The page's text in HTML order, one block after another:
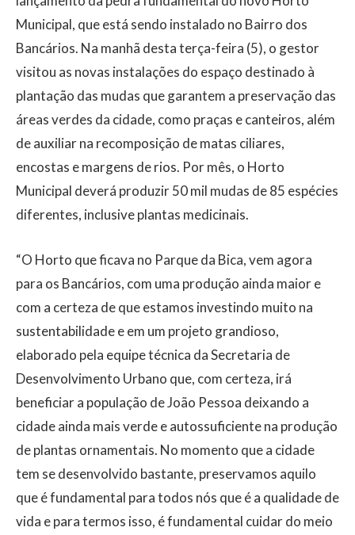
Municipal, que está sendo instalado no Bairro dos
Bancários. Na manhã desta terça-feira (5), o gestor
visitou as novas instalações do espaço destinado à
plantação das mudas que garantem a preservação das
áreas verdes da cidade, como praças e canteiros, além
de auxiliar na recomposição de matas ciliares,
encostas e margens de rios. Por mês, o Horto
Municipal deverá produzir 50 mil mudas de 85 espécies
diferentes, inclusive plantas medicinais.
“O Horto que ficava no Parque da Bica, vem agora
para os Bancários, com uma produção ainda maior e
com a certeza de que estamos investindo muito na
sustentabilidade e em um projeto grandioso,
elaborado pela equipe técnica da Secretaria de
Desenvolvimento Urbano que, com certeza, irá
beneficiar a população de João Pessoa deixando a
cidade ainda mais verde e autossuficiente na produção
de plantas ornamentais. No momento que a cidade
tem se desenvolvido bastante, preservamos aquilo
que é fundamental para todos nós que é a qualidade de
vida e para termos isso, é fundamental cuidar do meio